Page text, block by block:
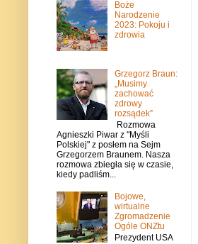
Boże
Narodzenie
2023: Pokoju i
zdrowia
Grzegorz Braun:
„Musimy
zachować
zdrowy
rozsądek”
Rozmowa
Agnieszki Piwar z "Myśli
Polskiej" z posłem na Sejm
Grzegorzem Braunem. Nasza
rozmowa zbiegła się w czasie,
kiedy padliśm...
Bojowe,
wirtualne
Zgromadzenie
Ogóle ONZtu
Prezydent USA